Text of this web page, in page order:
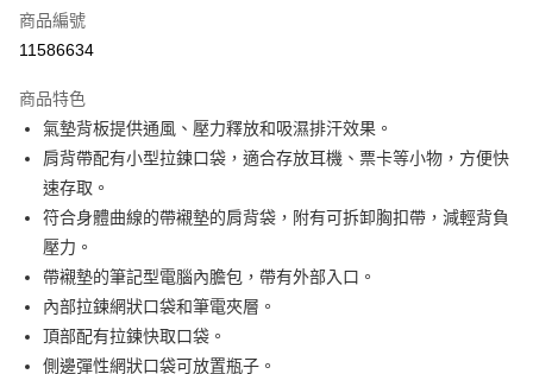
悠遊付
宅配-本島
每筆NT$100，滿NT$1,500(含以上)免運費
商品編號
11586634
商品特色
氣墊背板提供通風、壓力釋放和吸濕排汗效果。
肩背帶配有小型拉鍊口袋，適合存放耳機、票卡等小物，方便快
速存取。
符合身體曲線的帶襯墊的肩背袋，附有可拆卸胸扣帶，減輕背負
壓力。
帶襯墊的筆記型電腦內膽包，帶有外部入口。
內部拉鍊網狀口袋和筆電夾層。
頂部配有拉鍊快取口袋。
側邊彈性網狀口袋可放置瓶子。